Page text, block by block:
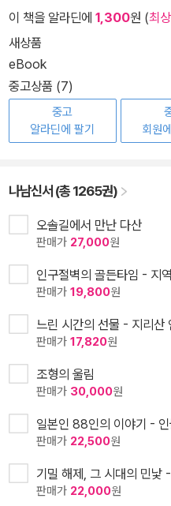
이 책을 알라딘에 1,300원 (최상
새상품
eBook
중고상품 (7)
중고
알라딘에 팔기
회원
나남신서 (총 1265권)
오솔길에서 만난 다산
판매가 27,000원
인구절벽의 골든타임 - 지
판매가 19,800원
느린 시간의 선물 - 지리산
판매가 17,820원
조형의 울림
판매가 30,000원
일본인 88인의 이야기 -
판매가 22,500원
기밀 해제, 그 시대의 민낯
판매가 22,000원